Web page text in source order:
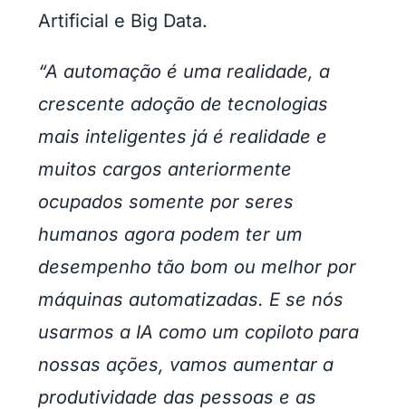
Artificial e Big Data.
“A automação é uma realidade, a
crescente adoção de tecnologias
mais inteligentes já é realidade e
muitos cargos anteriormente
ocupados somente por seres
humanos agora podem ter um
desempenho tão bom ou melhor por
máquinas automatizadas. E se nós
usarmos a IA como um copiloto para
nossas ações, vamos aumentar a
produtividade das pessoas e as